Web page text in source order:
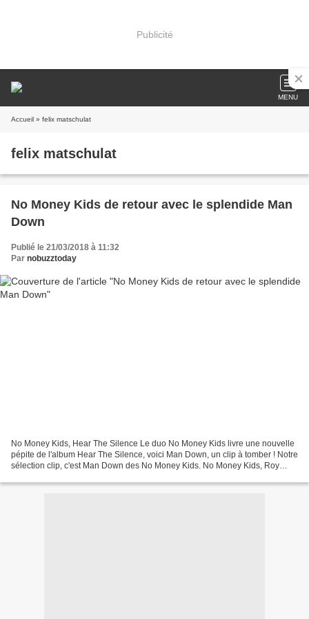
Publicité
MENU
Accueil » felix matschulat
felix matschulat
No Money Kids de retour avec le splendide Man
Down
Publié le 21/03/2018 à 11:32
Par nobuzztoday
No Money Kids, Hear The Silence Le duo No Money Kids livre une nouvelle
pépite de l'album Hear The Silence, voici Man Down, un clip à tomber ! Notre
sélection clip, c'est Man Down des No Money Kids. No Money Kids, Roy